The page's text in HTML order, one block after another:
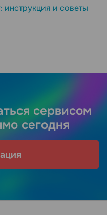
инструкция и советы
сервисом
сегодня